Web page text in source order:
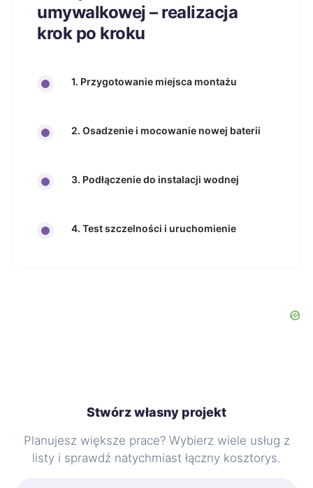
umywalkowej – realizacja
krok po kroku
1. Przygotowanie miejsca montażu
2. Osadzenie i mocowanie nowej baterii
3. Podłączenie do instalacji wodnej
4. Test szczelności i uruchomienie
Stwórz własny projekt
Planujesz większe prace? Wybierz wiele usług z
listy i sprawdź natychmiast łączny kosztorys.